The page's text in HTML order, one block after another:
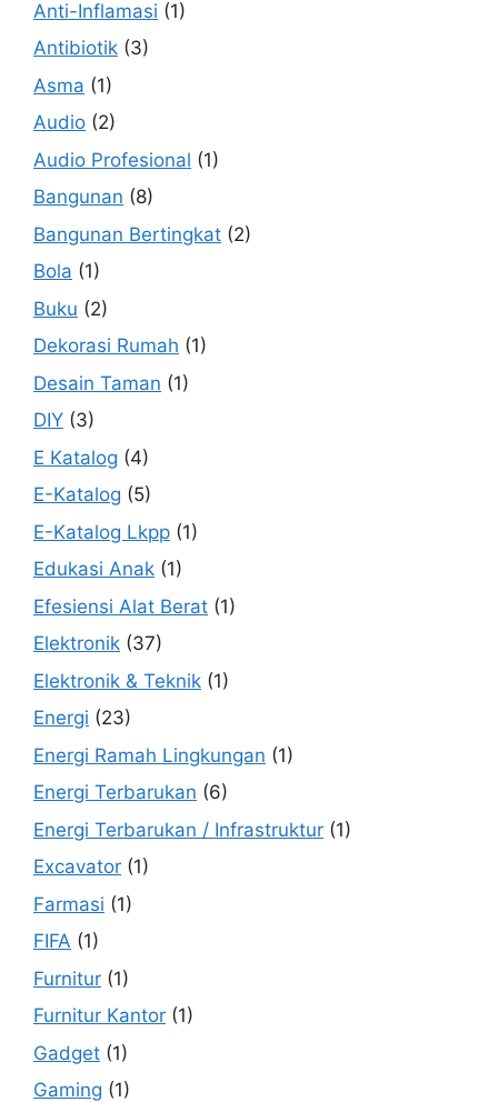
Anti-Inflamasi (1)
Antibiotik (3)
Asma (1)
Audio (2)
Audio Profesional (1)
Bangunan (8)
Bangunan Bertingkat (2)
Bola (1)
Buku (2)
Dekorasi Rumah (1)
Desain Taman (1)
DIY (3)
E Katalog (4)
E-Katalog (5)
E-Katalog Lkpp (1)
Edukasi Anak (1)
Efesiensi Alat Berat (1)
Elektronik (37)
Elektronik & Teknik (1)
Energi (23)
Energi Ramah Lingkungan (1)
Energi Terbarukan (6)
Energi Terbarukan / Infrastruktur (1)
Excavator (1)
Farmasi (1)
FIFA (1)
Furnitur (1)
Furnitur Kantor (1)
Gadget (1)
Gaming (1)